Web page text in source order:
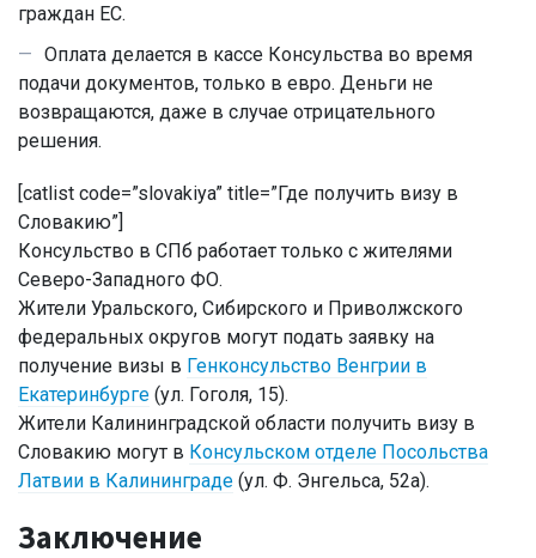
граждан ЕС.
Оплата делается в кассе Консульства во время
подачи документов, только в евро. Деньги не
возвращаются, даже в случае отрицательного
решения.
[catlist code=”slovakiya” title=”Где получить визу в
Словакию”]
Консульство в СПб работает только с жителями
Северо-Западного ФО.
Жители Уральского, Сибирского и Приволжского
федеральных округов могут подать заявку на
получение визы в Генконсульство Венгрии в
Екатеринбурге (ул. Гоголя, 15).
Жители Калининградской области получить визу в
Словакию могут в Консульском отделе Посольства
Латвии в Калининграде (ул. Ф. Энгельса, 52а).
Заключение